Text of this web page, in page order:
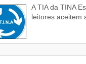
A TIA da TINA
leitores aceitem